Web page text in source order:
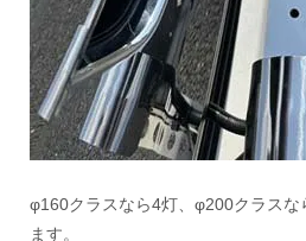
φ160クラスなら4灯、φ200クラスな
ます。